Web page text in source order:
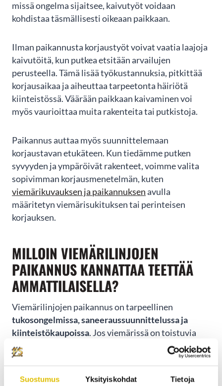
Suostumus Yksityiskohdat Tietoja
missä ongelma sijaitsee, kaivutyöt voidaan
kohdistaa täsmällisesti oikeaan paikkaan.
Ilman paikannusta korjaustyöt voivat vaatia laajoja
kaivutöitä, kun putkea etsitään arvailujen
perusteella. Tämä lisää työkustannuksia, pitkittää
korjausaikaa ja aiheuttaa tarpeetonta häiriötä
kiinteistössä. Väärään paikkaan kaivaminen voi
myös vaurioittaa muita rakenteita tai putkistoja.
Paikannus auttaa myös suunnittelemaan
korjaustavan etukäteen. Kun tiedämme putken
syvyyden ja ympäröivät rakenteet, voimme valita
sopivimman korjausmenetelmän, kuten
viemärikuvauksen ja paikannuksenavulla
määritetyn viemärisukituksen tai perinteisen
korjauksen.
MILLOIN VIEMÄRILINJOJEN
PAIKANNUS KANNATTAA TEETTÄÄ
AMMATTILAISELLA?
Viemärilinjojen paikannus on tarpeellinen
tukosongelmissa, saneeraussuunnittelussa ja
kiinteistökaupoissa. Jos viemärissä on toistuvia
tukoksia tai hajuhaittoja, paikannus paljastaa
ongelman tarkan sijainnin ja syyn.